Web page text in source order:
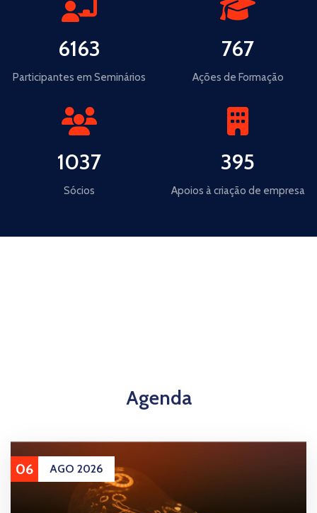
Adesão NERSANT
Torne-se nosso associado
Saber Mais
Familiares
Pós-Graduação
Saber Mais
Familiares
Pós-Graduação
Saber Mais
Certificada
Responder às necessidades de formação do
mercado de trabalho
Saber Mais
6163
Participantes em Seminários
767
Ações de Formação
1037
Sócios
395
Apoios à criação de empresa
Agenda
06 AGO 2026